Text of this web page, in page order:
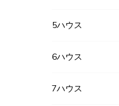
5ハウス
6ハウス
7ハウス